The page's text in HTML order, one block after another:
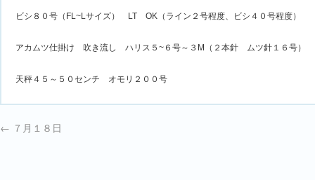
ビシ８０号（FL~Lサイズ） LT OK（ライン２号程度、ビシ４０号程度）
アカムツ仕掛け 吹き流し ハリス５~６号～３M（２本針 ムツ針１６号）
天秤４５～５０センチ オモリ２００号
← ７月１８日